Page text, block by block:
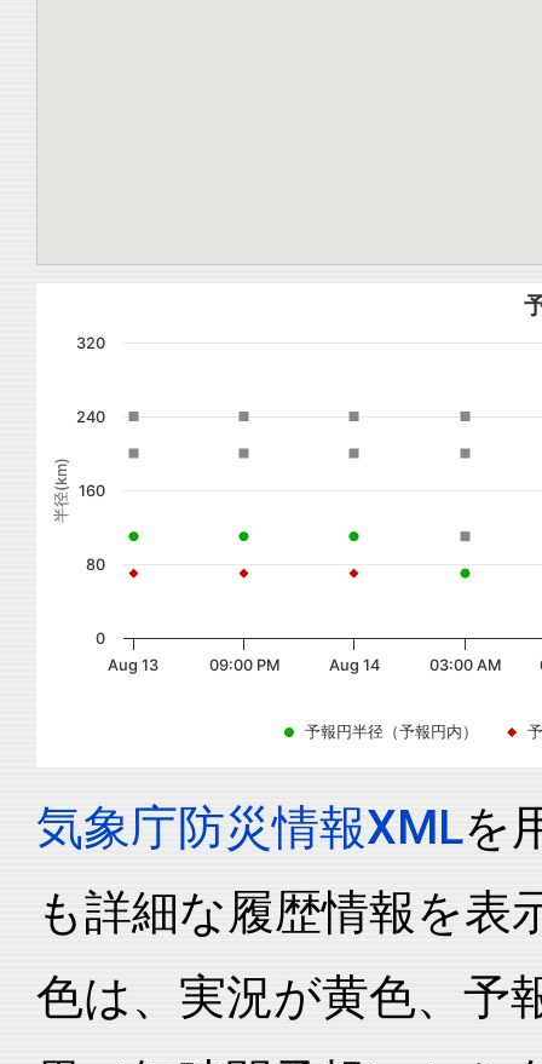
半径(km)
予報円半径（予報円内）
Aug 13 09:00 PM Aug 14 03:00 AM
0
80
160
240
320
気象庁防災情報XMLを
も詳細な履歴情報を表
色は、実況が黄色、予